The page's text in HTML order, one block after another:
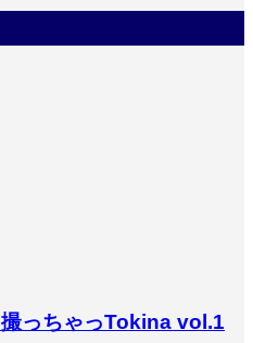
っちゃっTokina vol.1